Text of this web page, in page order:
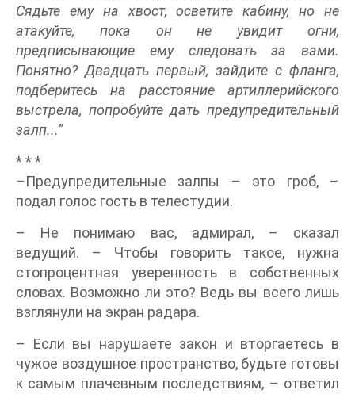
Сядьте ему на хвост, осветите кабину, но не
атакуйте, пока он не увидит огни,
предписывающие ему следовать за вами.
Понятно? Двадцать первый, зайдите с фланга,
подберитесь на расстояние артиллерийского
выстрела, попробуйте дать предупредительный
залп...”
* * *
–Предупредительные залпы – это гроб, –
подал голос гость в телестудии.
– Не понимаю вас, адмирал, – сказал
ведущий. – Чтобы говорить такое, нужна
стопроцентная уверенность в собственных
словах. Возможно ли это? Ведь вы всего лишь
взглянули на экран радара.
– Если вы нарушаете закон и вторгаетесь в
чужое воздушное пространство, будьте готовы
к самым плачевным последствиям, – ответил